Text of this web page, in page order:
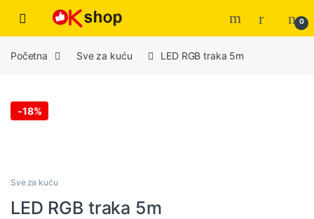
0
Početna Sve za kuću LED RGB traka 5m
-18%
Sve za kuću
LED RGB traka 5m